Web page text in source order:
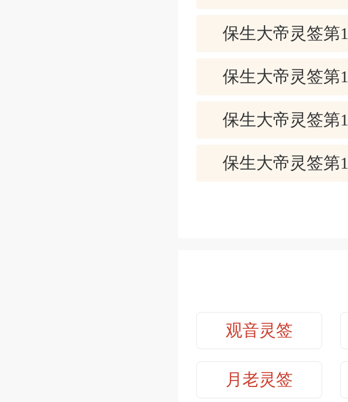
求财问福：辛勤得
创业改行：满怀希
理方便法。
夫妻感情：过度的
意，彼此相安无事。
考试升迁：新年升
身体健康：小病痛
搬家移居：换了新
【范例】转换工作：
动则凶，静则吉，
保生大帝灵签第
保生大帝灵签第
保生大帝灵签第
保生大帝灵签第
保生大帝灵签第
保生大帝灵签第
保生大帝灵签第
保生大帝灵签第
观音灵签
月老灵签